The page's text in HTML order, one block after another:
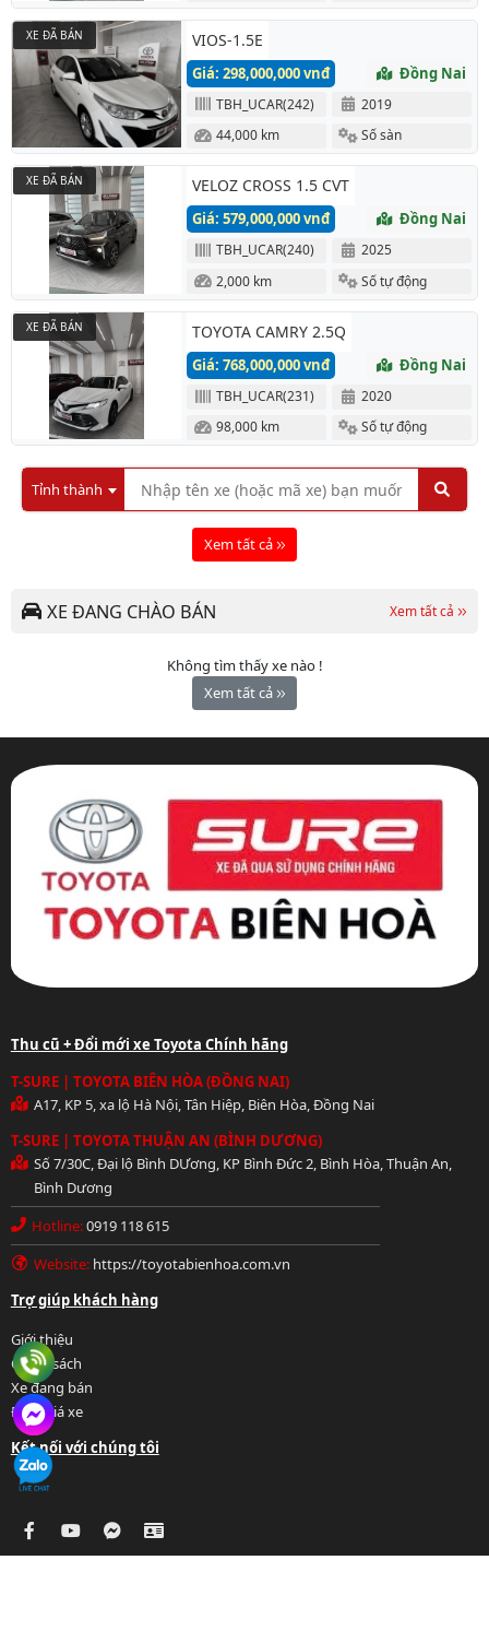
VIOS-1.5E
Giá: 298,000,000 vnđ Đồng Nai
TBH_UCAR(242)
2019
44,000 km
Số sàn
XE ĐÃ BÁN
VELOZ CROSS 1.5 CVT
Giá: 579,000,000 vnđ Đồng Nai
TBH_UCAR(240)
2025
2,000 km
Số tự động
XE ĐÃ BÁN
TOYOTA CAMRY 2.5Q
Giá: 768,000,000 vnđ Đồng Nai
TBH_UCAR(231)
2020
98,000 km
Số tự động
XE ĐÃ BÁN
Tỉnh thành
Xem tất cả
XE ĐANG CHÀO BÁN Xem tất cả
Không tìm thấy xe nào !
Xem tất cả
Hotline: 0919 118 615
Chat FB Messenger
Chat Zalo
Thu cũ + Đổi mới xe Toyota Chính hãng
T-SURE | TOYOTA BIÊN HÒA (ĐỒNG NAI)
A17, KP 5, xa lộ Hà Nội, Tân Hiệp, Biên Hòa, Đồng Nai
T-SURE | TOYOTA THUẬN AN (BÌNH DƯƠNG)
Số 7/30C, Đại lộ Bình DƯơng, KP Bình Đức 2, Bình Hòa, Thuận An,
Bình Dương
Hotline:0919 118 615
Website: https://toyotabienhoa.com.vn
Trợ giúp khách hàng
Giới thiệu
Chính sách
Xe đang bán
Định giá xe
Kết nối với chúng tôi